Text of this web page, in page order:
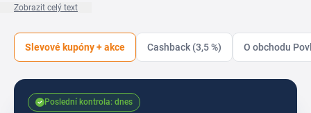
nakoupíš kvalitní textilie pro celou rodinu, ať už hledáš krepové sady,
atypických rozměrech. Najdeš tu povlečení s dětskými motivy, jednobarevné
varianty pro hostinské pokoje a sezónní kolekce na léto i zimu. Aktuální
kupóny a slevy Povlečeme vše máš v přehledu na této stránce. Stačí vybrat
akci, kód zkopírovat a vložit ho v košíku do pole Slevový kód. Celková
částka se přepočítá ještě před dokončením objednávky a uvidíš, kolik tě
akce na nákupu vyjde.
Zobrazit celý text
Slevové kupóny + akce Cashback (3,5 %) O obchodu
Poslední kontrola: dnes